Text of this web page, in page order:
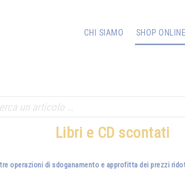
CHI SIAMO SHOP ONLINE
Libri e CD scontati
operazioni di sdoganamento e approfitta dei prezzi